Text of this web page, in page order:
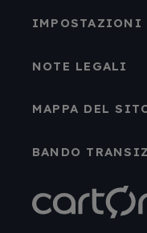
IMPOSTAZIONI
NOTE LEGALI
MAPPA DEL
BANDO